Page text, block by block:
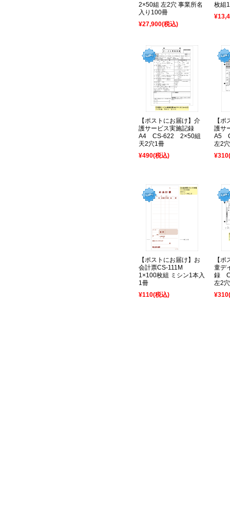
2×50組 左2穴 事業所名
入り100冊
¥27,900(税込)
枚組
【ポストにお届け】介
護サービス実施記録
A4 CS-622 2×50組
天2穴1冊
¥490(税込)
【
護サ
A5
左2
¥310
【ポストにお届け】お
会計票CS-111M
1×100枚組 ミシン1本入
1冊
¥110(税込)
【
童デ
録
左2
¥310